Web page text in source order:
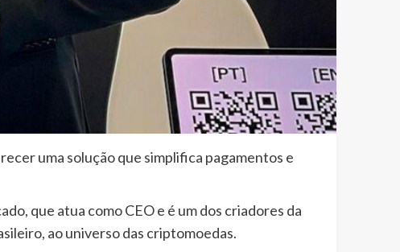
uma solução que simplifica pagamentos e
que atua como CEO e é um dos criadores da
ao universo das criptomoedas.